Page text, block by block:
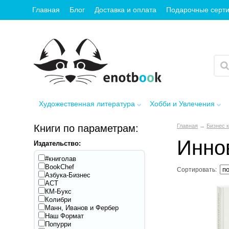
Главная Блог Доставка и оплата Подарочные
Художественная литература Хобби и Увлечения
Книги по параметрам:
Издательство:
#книголав
BookChef
Азбука-Бизнес
АСТ
КМ-Букс
Колибри
Манн, Иванов и Фербер
Наш Формат
Попурри
Главная → Бизнес
Сортировать: